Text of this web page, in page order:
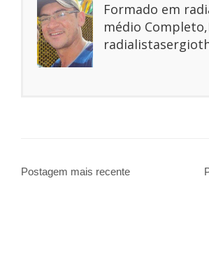
Formado em
médio
Postagem mais recente